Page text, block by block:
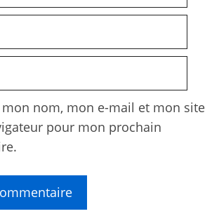
mon nom, mon e-mail et mon site
pour mon prochain